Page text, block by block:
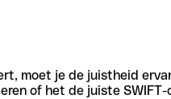
moet je de juistheid
of het de juiste